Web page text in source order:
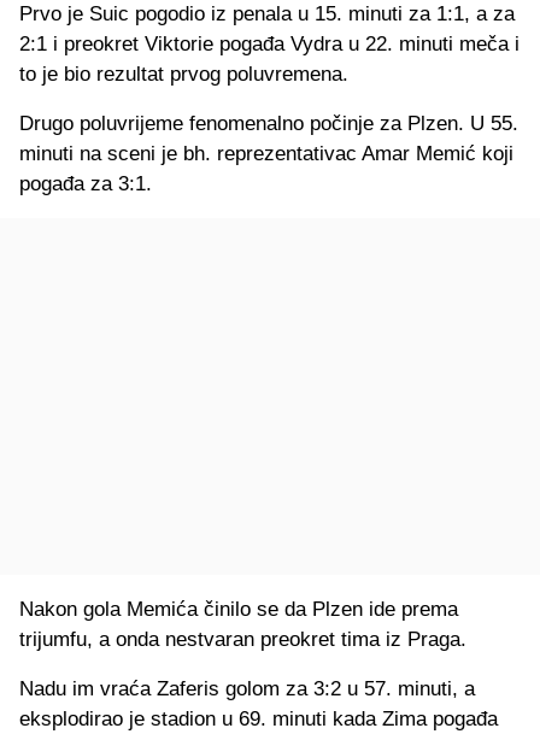
Prvo je Suic pogodio iz penala u 15. minuti za 1:1, a za
2:1 i preokret Viktorie pogađa Vydra u 22. minuti meča i
to je bio rezultat prvog poluvremena.
Drugo poluvrijeme fenomenalno počinje za Plzen. U 55.
minuti na sceni je bh. reprezentativac Amar Memić koji
pogađa za 3:1.
Nakon gola Memića činilo se da Plzen ide prema
trijumfu, a onda nestvaran preokret tima iz Praga.
Nadu im vraća Zaferis golom za 3:2 u 57. minuti, a
eksplodirao je stadion u 69. minuti kada Zima pogađa